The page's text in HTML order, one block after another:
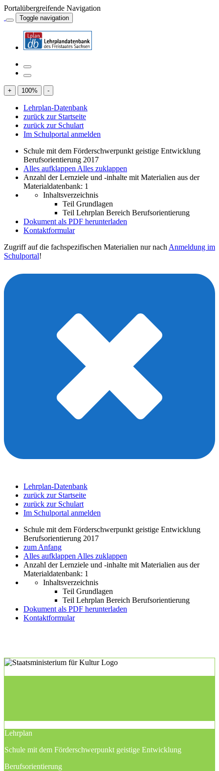
Portalübergreifende Navigation
Toggle navigation
+ 100% -
Lehrplan-Datenbank
zurück zur Startseite
zurück zur Schulart
Im Schulportal anmelden
Schule mit dem Förderschwerpunkt geistige Entwicklung
Berufsorientierung 2017
Alles aufklappen Alles zuklappen
Anzahl der Lernziele und -inhalte mit Materialien aus der
Materialdatenbank: 1
Inhaltsverzeichnis
Teil Grundlagen
Teil Lehrplan Bereich Berufsorientierung
Dokument als PDF herunterladen
Kontaktformular
Zugriff auf die fachspezifischen Materialien nur nach Anmeldung im
Schulportal!
Lehrplan-Datenbank
zurück zur Startseite
zurück zur Schulart
Im Schulportal anmelden
Schule mit dem Förderschwerpunkt geistige Entwicklung
Berufsorientierung 2017
zum Anfang
Alles aufklappen Alles zuklappen
Anzahl der Lernziele und -inhalte mit Materialien aus der
Materialdatenbank: 1
Inhaltsverzeichnis
Teil Grundlagen
Teil Lehrplan Bereich Berufsorientierung
Dokument als PDF herunterladen
Kontaktformular
Lehrplan
Schule mit dem Förderschwerpunkt geistige Entwicklung
Berufsorientierung